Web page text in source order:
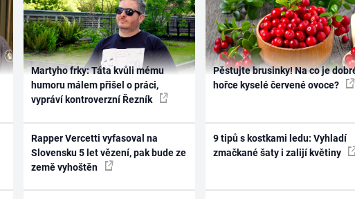
Martyho frky: Táta kvůli mému
humoru málem přišel o práci,
vypráví kontroverzní Řezník
Rapper Vercetti vyfasoval na
Slovensku 5 let vězení, pak bude ze
země vyhoštěn
Pěstujte brusinky! Na co je
hořce kyselé červené ovoce?
9 tipů s kostkami ledu: Vyhladí
zmačkané šaty i zalijí květiny